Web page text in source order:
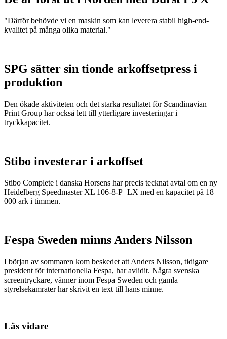
"Därför behövde vi en maskin som kan leverera stabil high-end-
kvalitet på många olika material."
SPG sätter sin tionde arkoffsetpress i
produktion
Den ökade aktiviteten och det starka resultatet för Scandinavian
Print Group har också lett till ytterligare investeringar i
tryckkapacitet.
Stibo investerar i arkoffset
Stibo Complete i danska Horsens har precis tecknat avtal om en ny
Heidelberg Speedmaster XL 106-8-P+LX med en kapacitet på 18
000 ark i timmen.
Fespa Sweden minns Anders Nilsson
I början av sommaren kom beskedet att Anders Nilsson, tidigare
president för internationella Fespa, har avlidit. Några svenska
screentryckare, vänner inom Fespa Sweden och gamla
styrelsekamrater har skrivit en text till hans minne.
Läs vidare